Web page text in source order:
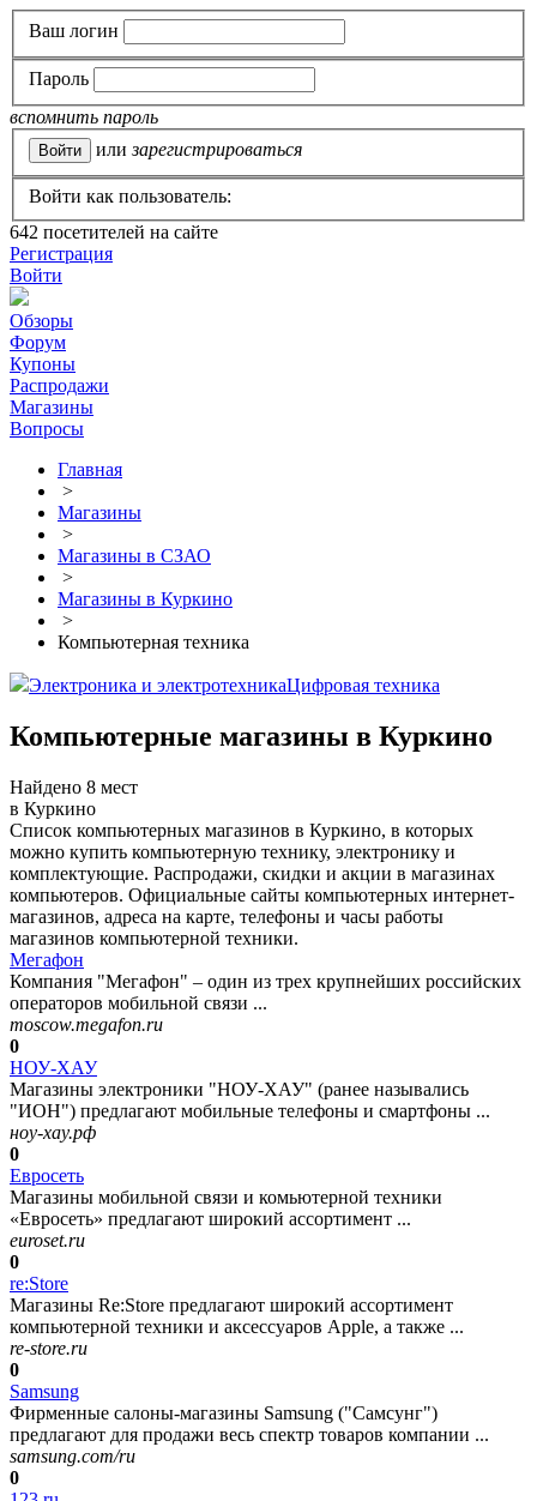
Ваш логин
Пароль
вспомнить пароль
или зарегистрироваться
Войти как пользователь:
642 посетителей на сайте
Регистрация
Войти
Обзоры
Форум
Купоны
Распродажи
Магазины
Вопросы
Главная
>
Магазины
>
Магазины в СЗАО
>
Магазины в Куркино
>
Компьютерная техника
Электроника и электротехникаЦифровая техника
Компьютерные магазины в Куркино
Найдено 8 мест
в Куркино
Список компьютерных магазинов в Куркино, в которых
можно купить компьютерную технику, электронику и
комплектующие. Распродажи, скидки и акции в магазинах
компьютеров. Официальные сайты компьютерных интернет-
магазинов, адреса на карте, телефоны и часы работы
магазинов компьютерной техники.
Мегафон
Компания "Мегафон" – один из трех крупнейших российских
операторов мобильной связи ...
moscow.megafon.ru
0
НОУ-ХАУ
Магазины электроники "НОУ-ХАУ" (ранее назывались
"ИОН") предлагают мобильные телефоны и смартфоны ...
ноу-хау.рф
0
Евросеть
Магазины мобильной связи и комьютерной техники
«Евросеть» предлагают широкий ассортимент ...
euroset.ru
0
re:Store
Магазины Re:Store предлагают широкий ассортимент
компьютерной техники и аксессуаров Apple, а также ...
re-store.ru
0
Samsung
Фирменные салоны-магазины Samsung ("Самсунг")
предлагают для продажи весь спектр товаров компании ...
samsung.com/ru
0